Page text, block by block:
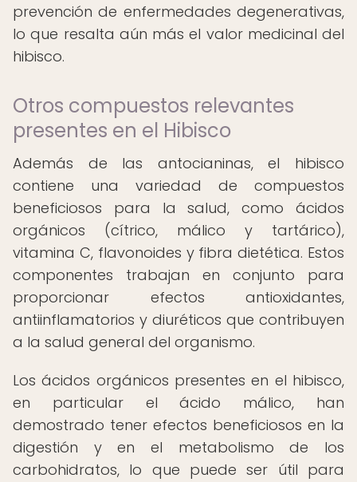
prevención de enfermedades degenerativas,
lo que resalta aún más el valor medicinal del
hibisco.
Otros compuestos relevantes
presentes en el Hibisco
Además de las antocianinas, el hibisco
contiene una variedad de compuestos
beneficiosos para la salud, como ácidos
orgánicos (cítrico, málico y tartárico),
vitamina C, flavonoides y fibra dietética. Estos
componentes trabajan en conjunto para
proporcionar efectos antioxidantes,
antiinflamatorios y diuréticos que contribuyen
a la salud general del organismo.
Los ácidos orgánicos presentes en el hibisco,
en particular el ácido málico, han
demostrado tener efectos beneficiosos en la
digestión y en el metabolismo de los
carbohidratos, lo que puede ser útil para